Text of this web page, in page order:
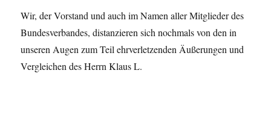
Wir, der Vorstand und auch im Namen aller Mitglieder des
Bundesverbandes, distanzieren sich nochmals von den in
unseren Augen zum Teil ehrverletzenden Äußerungen und
Vergleichen des Herrn Klaus L.